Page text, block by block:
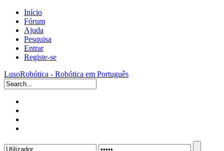
Início
Fórum
Ajuda
Pesquisa
Entrar
Registe-se
LusoRobótica - Robótica em Português